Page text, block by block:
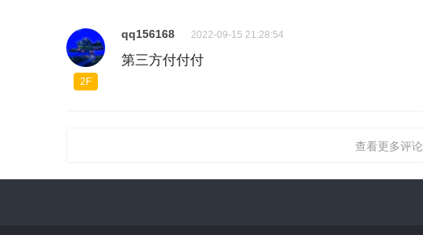
2F
qq156168 2022-09-15 21:28:54
第三方付付付
查看更多评论